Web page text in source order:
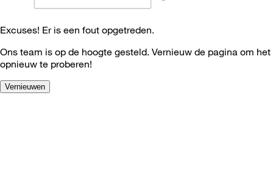
Excuses! Er is een fout opgetreden.
Ons team is op de hoogte gesteld. Vernieuw de pagina om het
opnieuw te proberen!
Vernieuwen